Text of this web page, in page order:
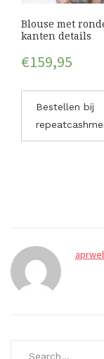
Blouse met
kanten details
€159,95
Bestellen bij